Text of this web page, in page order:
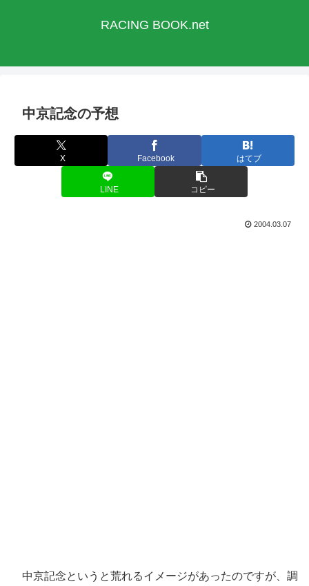
RACING BOOK.net
中京記念の予想
X Facebook はてブ
LINE コピー
2004.03.07
中京記念というと荒れるイメージがあったのですが、調